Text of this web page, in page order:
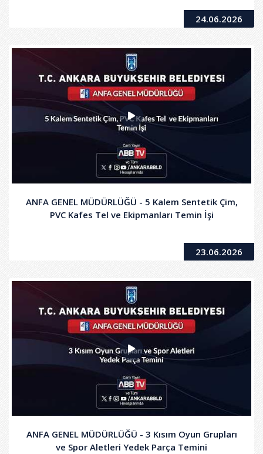
24.06.2026
ANFA GENEL MÜDÜRLÜĞÜ - 5 Kalem Sentetik Çim,
PVC Kafes Tel ve Ekipmanları Temin İşi
23.06.2026
ANFA GENEL MÜDÜRLÜĞÜ - 3 Kısım Oyun Grupları
ve Spor Aletleri Yedek Parça Temini